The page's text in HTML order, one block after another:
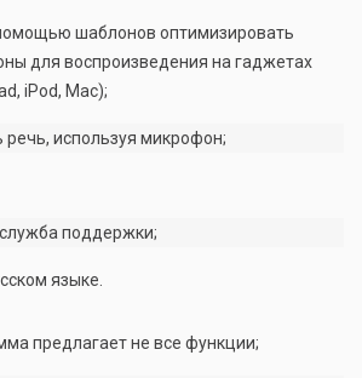
шаблонов оптимизировать
для воспроизведения на гаджетах
iPod, Mac);
речь, используя микрофон;
поддержки;
языке.
предлагает не все функции;